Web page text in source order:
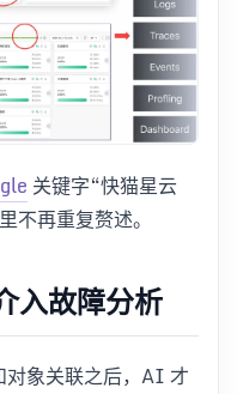
关键字“快猫星云
不再重复赘述。
入故障分析
对象关联之后，AI 才